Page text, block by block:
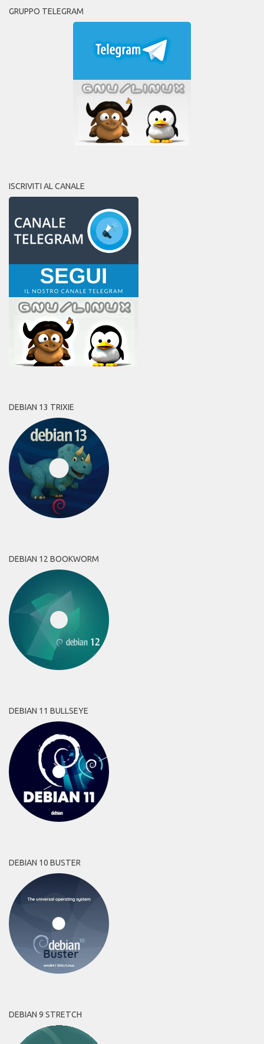
GRUPPO TELEGRAM
ISCRIVITI AL CANALE
DEBIAN 13 TRIXIE
DEBIAN 12 BOOKWORM
DEBIAN 11 BULLSEYE
DEBIAN 10 BUSTER
DEBIAN 9 STRETCH